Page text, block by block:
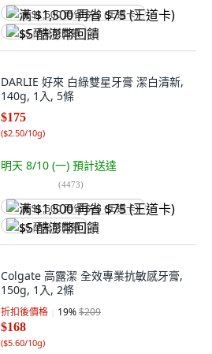
满 $1,500 再省 $75 (王道卡)
$5 酷澎幣回饋
DARLIE 好來 白綠雙星牙膏 潔白清新,
140g, 1入, 5條
$175
($2.50/10g)
明天 8/10 (一) 預計送達
(4473)
满 $1,500 再省 $75 (王道卡)
$5 酷澎幣回饋
Colgate 高露潔 全效專業抗敏感牙膏,
150g, 1入, 2條
折扣後價格 19%$209
$168
($5.60/10g)